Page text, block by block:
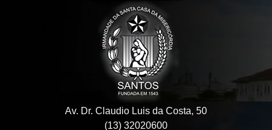
Av. Dr. Claudio Luis da Costa, 50
(13) 32020600